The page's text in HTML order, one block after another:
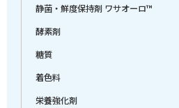
静菌・鮮度保持剤 ワサオーロ™
酵素剤
糖質
着色料
栄養強化剤